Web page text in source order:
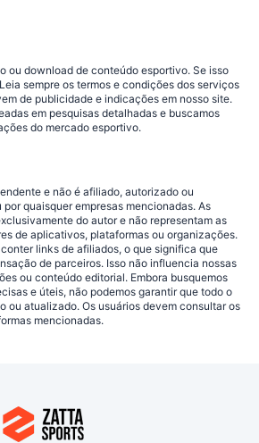
ou download de conteúdo esportivo. Se isso
sempre os termos e condições dos serviços
de publicidade e indicações em nosso site.
em pesquisas detalhadas e buscamos
do mercado esportivo.
e não é afiliado, autorizado ou
quaisquer empresas mencionadas. As
do autor e não representam as
de aplicativos, plataformas ou organizações.
links de afiliados, o que significa que
de parceiros. Isso não influencia nossas
ou conteúdo editorial. Embora busquemos
e úteis, não podemos garantir que todo o
ou atualizado. Os usuários devem consultar os
mencionadas.